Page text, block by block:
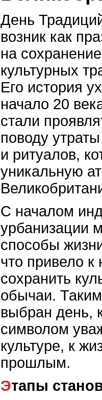
День
возник как
на
культурных
Его история
начало 20
стали
поводу
и ритуалов,
уникальную
С началом
урбанизации
способы
что привело к
сохранить
обычаи.
выбран день,
символом
культуре, к
прошлым.
Этапы